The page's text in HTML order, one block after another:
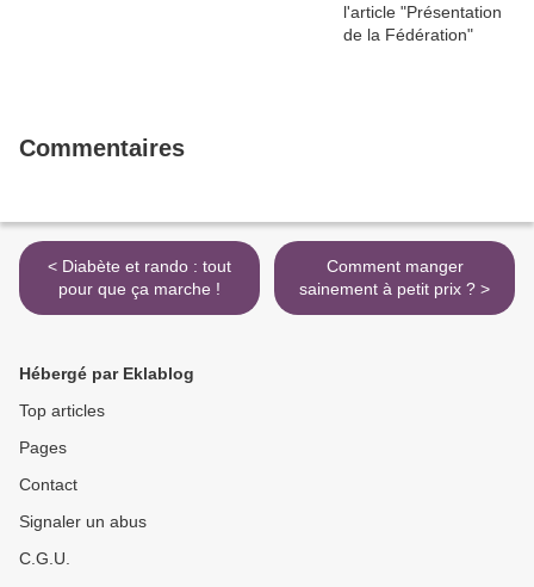
Commentaires
< Diabète et rando : tout
pour que ça marche !
Comment manger
sainement à petit prix ? >
Hébergé par Eklablog
Top articles
Pages
Contact
Signaler un abus
C.G.U.